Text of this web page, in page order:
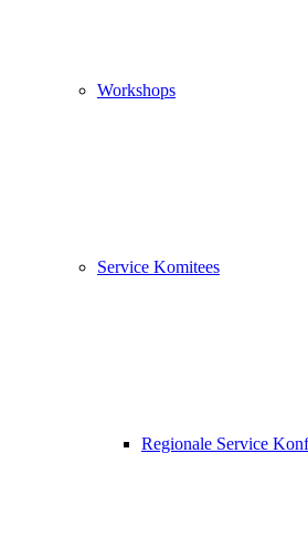
Workshops
Service Komitees
Regionale Service